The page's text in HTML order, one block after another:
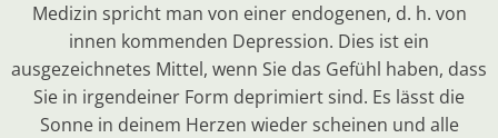
Medizin spricht man von einer endogenen, d. h. von
innen kommenden Depression. Dies ist ein
ausgezeichnetes Mittel, wenn Sie das Gefühl haben, dass
Sie in irgendeiner Form deprimiert sind. Es lässt die
Sonne in deinem Herzen wieder scheinen und alle